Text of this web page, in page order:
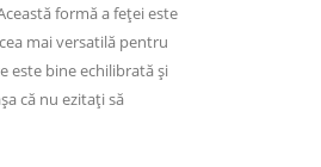
formă a feței este
mai versatilă pentru
este bine echilibrată și
că nu ezitați să